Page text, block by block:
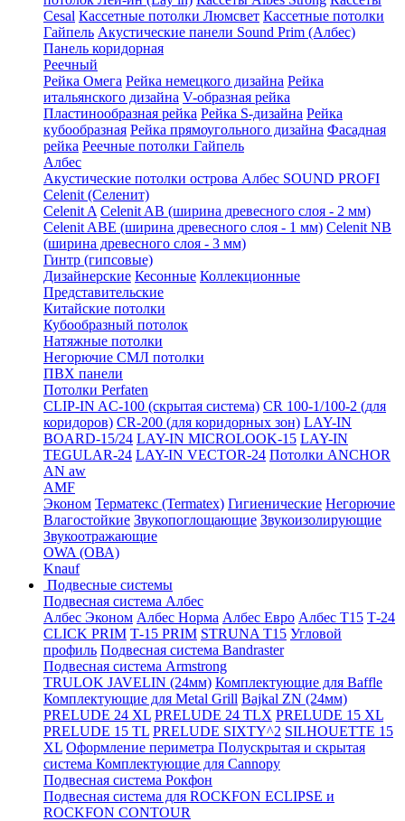
Cesal Кассетные потолки Люмсвет Кассетные потолки
Гайпель Акустические панели Sound Prim (Албес)
Панель коридорная
Реечный
Рейка Омега Рейка немецкого дизайна Рейка
итальянского дизайна V-образная рейка
Пластинообразная рейка Рейка S-дизайна Рейка
кубообразная Рейка прямоугольного дизайна Фасадная
рейка Реечные потолки Гайпель
Албес
Акустические потолки острова Албес SOUND PROFI
Celenit (Селенит)
Celenit A Celenit AB (ширина древесного слоя - 2 мм)
Celenit ABE (ширина древесного слоя - 1 мм) Celenit NB
(ширина древесного слоя - 3 мм)
Гинтр (гипсовые)
Дизайнерские Кесонные Коллекционные
Представительские
Китайские потолки
Кубообразный потолок
Натяжные потолки
Негорючие СМЛ потолки
ПВХ панели
Потолки Perfaten
CLIP-IN AC-100 (скрытая система) CR 100-1/100-2 (для
коридоров) CR-200 (для коридорных зон) LAY-IN
BOARD-15/24 LAY-IN MICROLOOK-15 LAY-IN
TEGULAR-24 LAY-IN VECTOR-24 Потолки ANCHOR
AN aw
AMF
Эконом Терматекс (Termatex) Гигиенические Негорючие
Влагостойкие Звукопоглощающие Звукоизолирующие
Звукоотражающие
OWA (ОВА)
Knauf
Подвесные системы
Подвесная система Албес
Албес Эконом Албес Норма Албес Евро Албес T15 Т-24
CLICK PRIM Т-15 PRIM STRUNA Т15 Угловой
профиль Подвесная система Bandraster
Подвесная система Armstrong
TRULOK JAVELIN (24мм) Комплектующие для Baffle
Комплектующие для Metal Grill Bajkal ZN (24мм)
PRELUDE 24 XL PRELUDE 24 TLX PRELUDE 15 XL
PRELUDE 15 TL PRELUDE SIXTY^2 SILHOUETTE 15
XL Оформление периметра Полускрытая и скрытая
система Комплектующие для Cannopy
Подвесная система Рокфон
Подвесная система для ROCKFON ECLIPSE и
ROCKFON CONTOUR